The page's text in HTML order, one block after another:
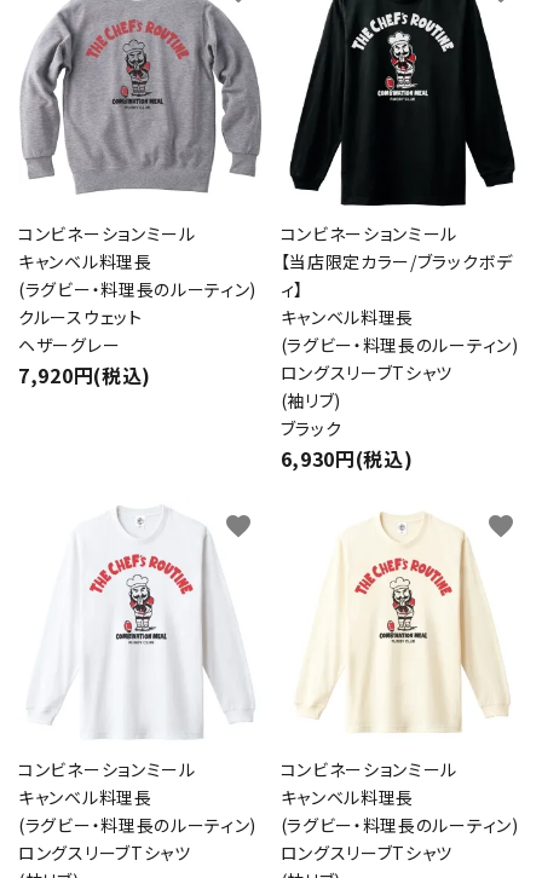
コンビネーションミール
キャンベル料理長
(ラグビー・料理長のルーティン)
クルースウェット
ヘザーグレー
7,920円(税込)
コンビネーションミール
【当店限定カラー/ブラックボデ
ィ】
キャンベル料理長
(ラグビー・料理長のルーティン)
ロングスリーブTシャツ
(袖リブ)
ブラック
6,930円(税込)
コンビネーションミール
キャンベル料理長
(ラグビー・料理長のルーティン)
ロングスリーブTシャツ
favorite
コンビネーションミール
キャンベル料理長
(ラグビー・料理長のルーティン)
ロングスリーブTシャツ
favorite